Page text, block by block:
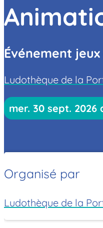
Événement
Ludothèque de la
mer. 30 sept. 2026
Organisé par
Ludothèque de la